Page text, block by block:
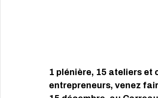
1 plénière, 15 ateliers et
entrepreneurs, venez